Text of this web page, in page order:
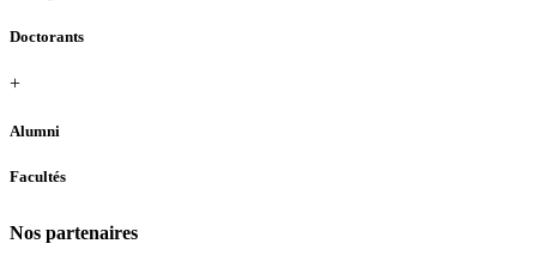
Doctorants
+
Alumni
Facultés
Nos partenaires